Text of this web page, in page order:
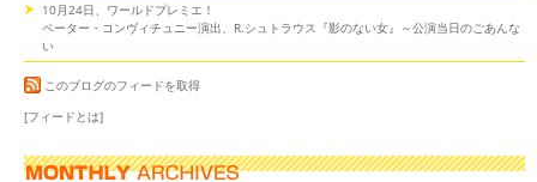
10月24日、ワールドプレミエ！
ペーター・コンヴィチュニー演出、R.シュトラウス『影のない女』～公演当日のごあんな
い
このブログのフィードを取得
[フィードとは]